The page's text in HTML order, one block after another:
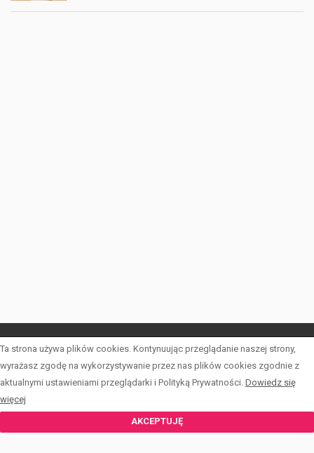
LISTA OFERT
INWESTYCJE
Ta strona używa plików cookies. Kontynuując przeglądanie naszej strony,
wyrażasz zgodę na wykorzystywanie przez nas plików cookies zgodnie z
aktualnymi ustawieniami przeglądarki i Polityką Prywatności. Dowiedz się
więcej
AKCEPTUJĘ